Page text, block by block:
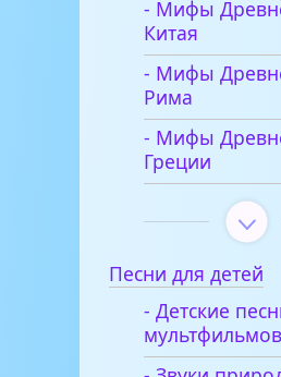
- Мифы
Китая
- Мифы
Рима
- Мифы
Греции
Песни для детей
- Детские
мультфильмов